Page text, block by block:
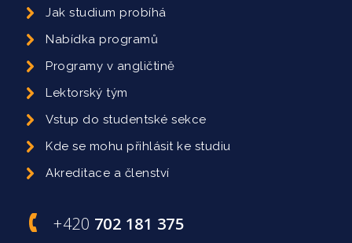
Jak studium probíhá
Nabídka programů
Programy v angličtině
Lektorský tým
Vstup do studentské sekce
Kde se mohu přihlásit ke studiu
Akreditace a členství
+420 702 181 375